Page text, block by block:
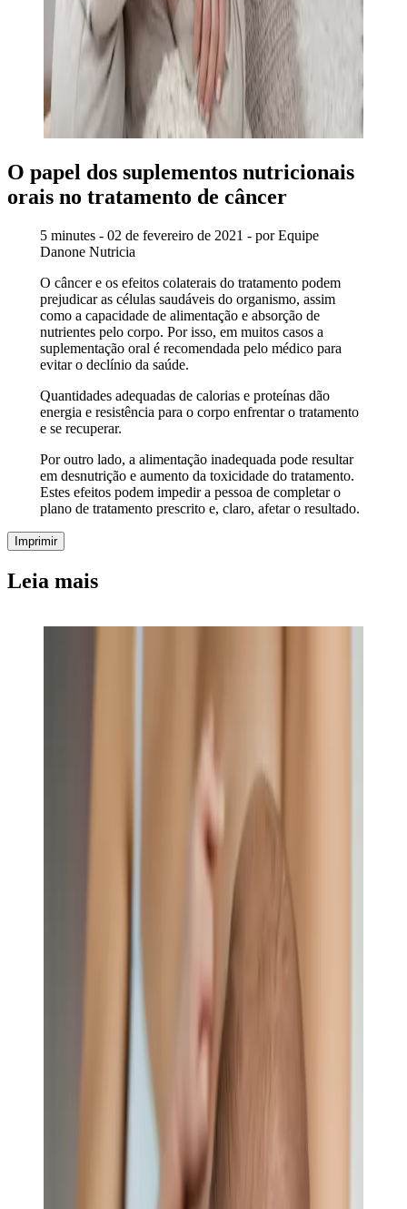
O papel dos suplementos nutricionais
orais no tratamento de câncer
5 minutes - 02 de fevereiro de 2021 - por Equipe
Danone Nutricia
O câncer e os efeitos colaterais do tratamento podem
prejudicar as células saudáveis do organismo, assim
como a capacidade de alimentação e absorção de
nutrientes pelo corpo. Por isso, em muitos casos a
suplementação oral é recomendada pelo médico para
evitar o declínio da saúde.
Quantidades adequadas de calorias e proteínas dão
energia e resistência para o corpo enfrentar o tratamento
e se recuperar.
Por outro lado, a alimentação inadequada pode resultar
em desnutrição e aumento da toxicidade do tratamento.
Estes efeitos podem impedir a pessoa de completar o
plano de tratamento prescrito e, claro, afetar o resultado.
Imprimir
Leia mais